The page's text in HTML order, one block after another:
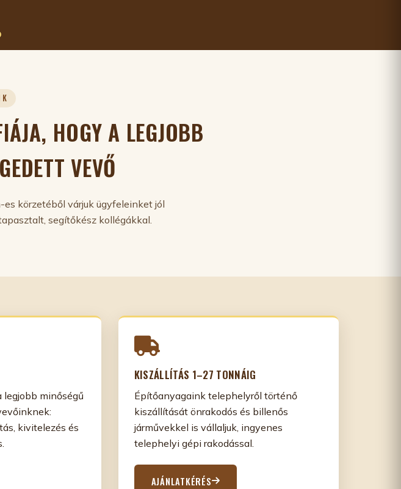
HOGY A LEGJOBB
VEVŐ
körzetéből várjuk ügyfeleinket jól
segítőkész kollégákkal.
legjobb minőségű
kivitelezés és
KISZÁLLÍTÁS 1–27 TONNÁIG
Építőanyagaink telephelyről történő
kiszállítását önrakodós és billenős
járművekkel is vállaljuk, ingyenes
telephelyi gépi rakodással.
AJÁNLATKÉRÉS